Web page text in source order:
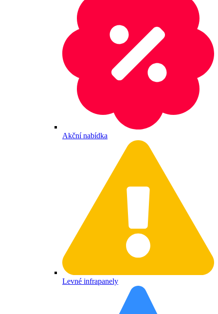
Akční nabídka
Levné infrapanely